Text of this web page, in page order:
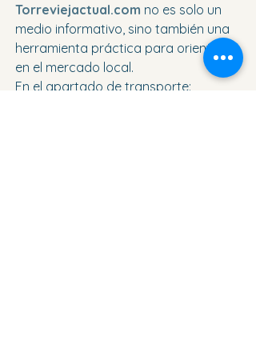
Torreviejactual.com no es solo un
medio informativo, sino también una
herramienta práctica para orientarse
en el mercado local.
En el apartado de transporte: